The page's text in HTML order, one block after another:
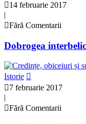
14 februarie 2017
|
Fără Comentarii
Dobrogea
Istorie
7 februarie 2017
|
Fără Comentarii